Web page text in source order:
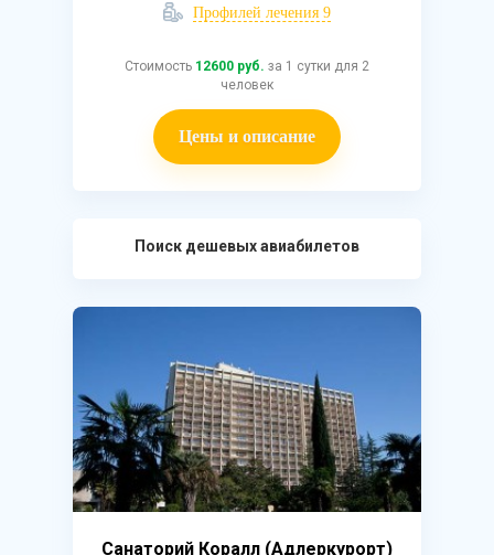
Профилей лечения 9
Стоимость 12600 руб. за 1 сутки для 2
человек
Цены и описание
Поиск дешевых авиабилетов
Санаторий Коралл (Адлеркурорт)